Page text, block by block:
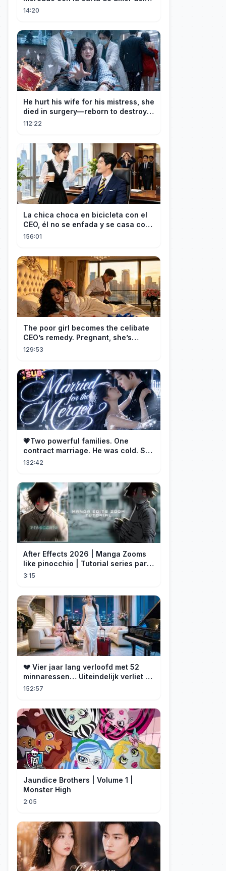
Profesor
14:20
He hurt his wife for his mistress, she
died in surgery—reborn to destroy
him!
112:22
La chica choca en bicicleta con el
CEO, él no se enfada y se casa con
ella enseguida!
156:01
The poor girl becomes the celibate
CEO’s remedy. Pregnant, she’s
brought to his mansion and spoiled.
129:53
💗Two powerful families. One
contract marriage. He was cold. She
was fierce💔 [Married for the
132:42
After Effects 2026 | Manga Zooms
like pinocchio | Tutorial series part
4
3:15
💔 Vier jaar lang verloofd met 52
minnaressen… Uiteindelijk verliet ze
hem en trouwde ze met zijn oom, de
152:57
Jaundice Brothers | Volume 1 |
Monster High
2:05